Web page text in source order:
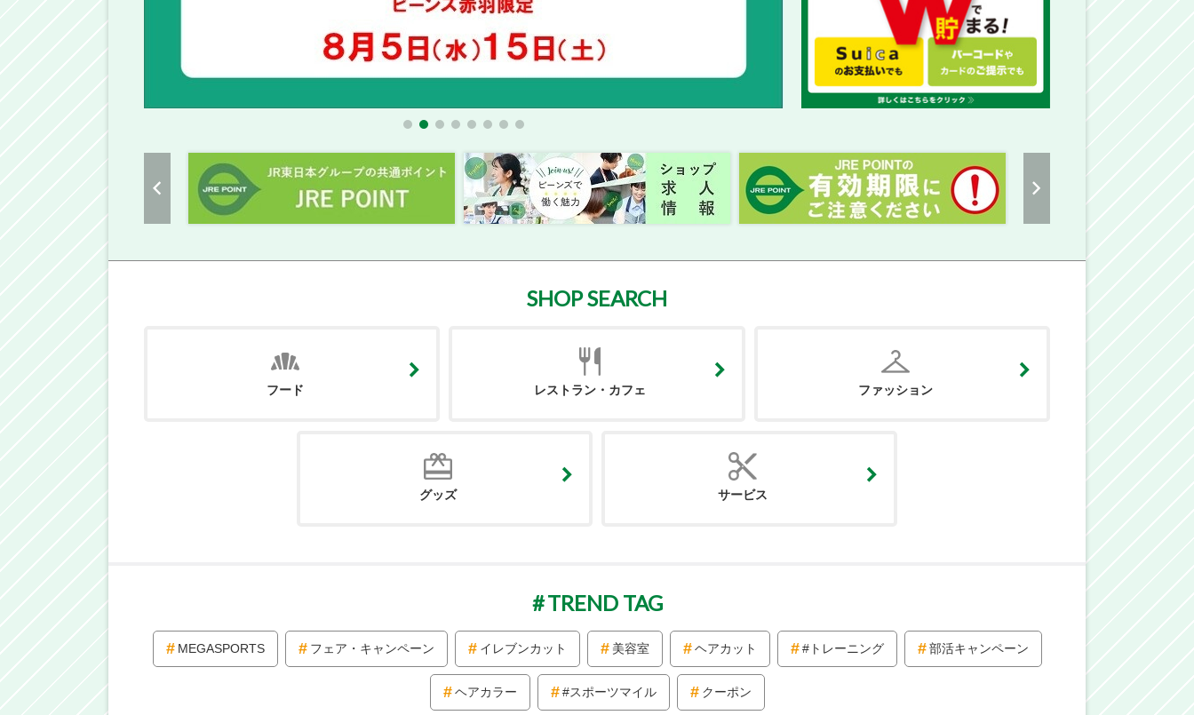
SHOP SEARCH
フード レストラン・カフェ ファッション
グッズ サービス
TREND TAG
MEGASPORTS フェア・キャンペーン イレブンカット 美容室 ヘアカット #トレーニング 部活キャンペーン
ヘアカラー #スポーツマイル クーポン